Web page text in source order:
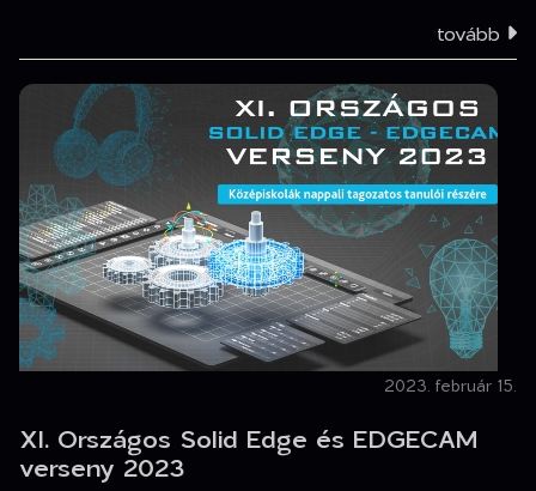
tovább
2023. február 15.
XI. Országos Solid Edge és EDGECAM
verseny 2023